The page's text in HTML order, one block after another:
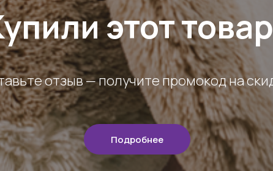
этот
отзыв — получите промокод на
Подробнее